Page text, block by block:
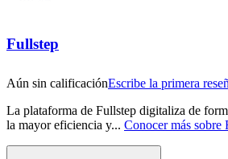
Fullstep
Aún sin calificaciónEscribe la primera
La plataforma de Fullstep digitaliza de
la mayor eficiencia y... Conocer más sobre